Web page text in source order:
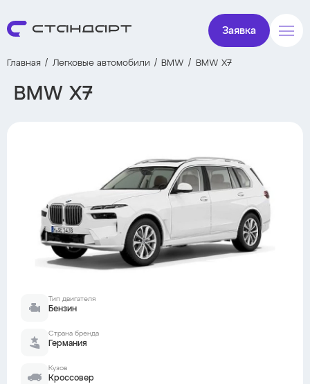
Заявка
Главная Легковые автомобили BMW BMW X7
BMW X7
Тип двигателя
Бензин
Страна бренда
Германия
Кузов
Кроссовер